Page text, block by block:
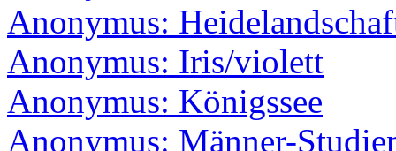
Anonymus:
Anonymus: Iris/violett
Anonymus: Königssee
Anonymus: Männer-